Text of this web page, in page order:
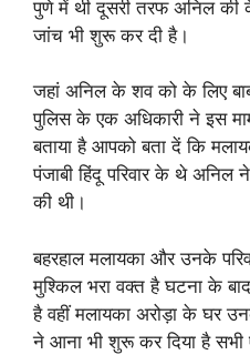
पुणे में थी दूसरी तरफ अनिल
जांच भी शुरू कर दी है।
जहां अनिल के शव को के लिए
पुलिस के एक अधिकारी ने इस
बताया है आपको बता दें कि
पंजाबी हिंदू परिवार के थे अनिल
की थी।
बहरहाल मलायका और उनके
मुश्किल भरा वक्त है घटना के
है वहीं मलायका अरोड़ा के घर
ने आना भी शुरू कर दिया है